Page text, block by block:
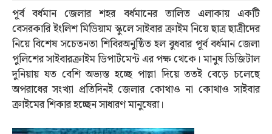
পূর্ব বর্ধমান জেলার শহর বর্ধমানের তালিত এলাকায় একটি
বেসরকারি ইংলিশ মিডিয়াম স্কুলে সাইবার ক্রাইম নিয়ে ছাত্র ছাত্রীদের
নিয়ে বিশেষ সচেতনতা শিবিরঅনুষ্ঠিত হল বুধবার পূর্ব বর্ধমান জেলা
পুলিশের সাইবারক্রাইম ডিপার্টমেন্ট এর পক্ষ থেকে। মানুষ ডিজিটাল
দুনিয়ায় যত বেশি অভ্যস্ত হচ্ছে পাল্লা দিয়ে ততই বেড়ে চলেছে
অপরাধের সংখ্যা প্রতিদিনই জেলার কোথাও না কোথাও সাইবার
ক্রাইমের শিকার হচ্ছেন সাধারণ মানুষেরা।